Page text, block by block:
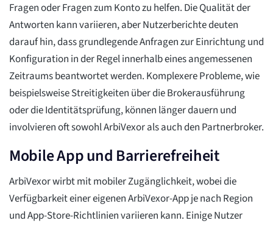
Fragen oder Fragen zum Konto zu helfen. Die Qualität der
Antworten kann variieren, aber Nutzerberichte deuten
darauf hin, dass grundlegende Anfragen zur Einrichtung und
Konfiguration in der Regel innerhalb eines angemessenen
Zeitraums beantwortet werden. Komplexere Probleme, wie
beispielsweise Streitigkeiten über die Brokerausführung
oder die Identitätsprüfung, können länger dauern und
involvieren oft sowohl ArbiVexor als auch den Partnerbroker.
Mobile App und Barrierefreiheit
ArbiVexor wirbt mit mobiler Zugänglichkeit, wobei die
Verfügbarkeit einer eigenen ArbiVexor-App je nach Region
und App-Store-Richtlinien variieren kann. Einige Nutzer